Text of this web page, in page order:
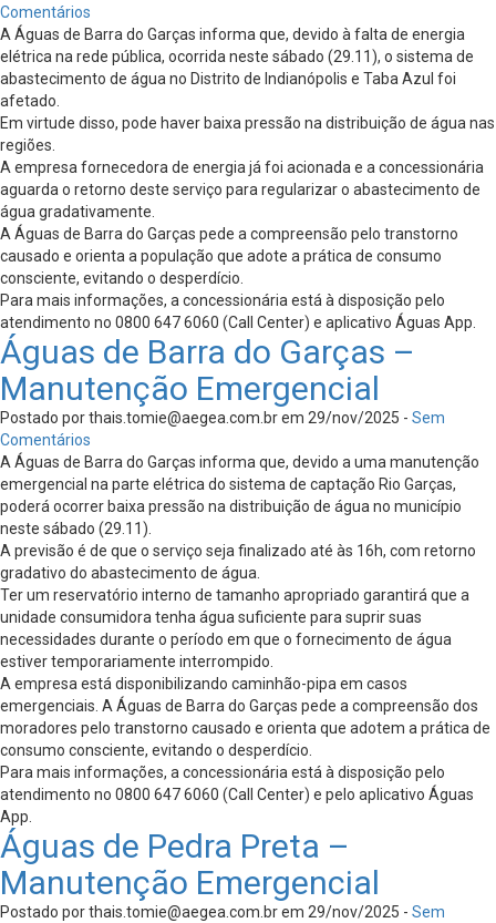
Comentários
A Águas de Barra do Garças informa que, devido à falta de energia
elétrica na rede pública, ocorrida neste sábado (29.11), o sistema de
abastecimento de água no Distrito de Indianópolis e Taba Azul foi
afetado.
Em virtude disso, pode haver baixa pressão na distribuição de água nas
regiões.
A empresa fornecedora de energia já foi acionada e a concessionária
aguarda o retorno deste serviço para regularizar o abastecimento de
água gradativamente.
A Águas de Barra do Garças pede a compreensão pelo transtorno
causado e orienta a população que adote a prática de consumo
consciente, evitando o desperdício.
Para mais informações, a concessionária está à disposição pelo
atendimento no 0800 647 6060 (Call Center) e aplicativo Águas App.
Águas de Barra do Garças –
Manutenção Emergencial
Postado porthais.tomie@aegea.com.brem 29/nov/2025 - Sem
Comentários
A Águas de Barra do Garças informa que, devido a uma manutenção
emergencial na parte elétrica do sistema de captação Rio Garças,
poderá ocorrer baixa pressão na distribuição de água no município
neste sábado (29.11).
A previsão é de que o serviço seja finalizado até às 16h, com retorno
gradativo do abastecimento de água.
Ter um reservatório interno de tamanho apropriado garantirá que a
unidade consumidora tenha água suficiente para suprir suas
necessidades durante o período em que o fornecimento de água
estiver temporariamente interrompido.
A empresa está disponibilizando caminhão-pipa em casos
emergenciais. A Águas de Barra do Garças pede a compreensão dos
moradores pelo transtorno causado e orienta que adotem a prática de
consumo consciente, evitando o desperdício.
Para mais informações, a concessionária está à disposição pelo
atendimento no 0800 647 6060 (Call Center) e pelo aplicativo Águas
App.
Águas de Pedra Preta –
Manutenção Emergencial
Postado porthais.tomie@aegea.com.brem 29/nov/2025 - Sem